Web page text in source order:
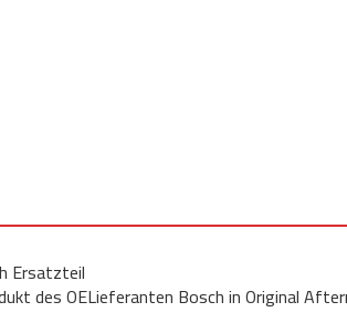
Ersatzteil
des OELieferanten Bosch in Original